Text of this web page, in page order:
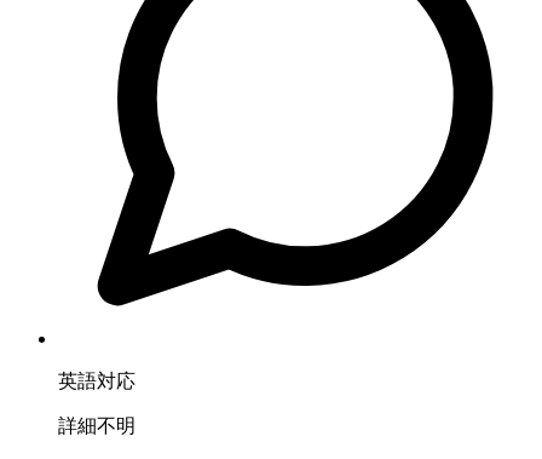
英語対応
詳細不明